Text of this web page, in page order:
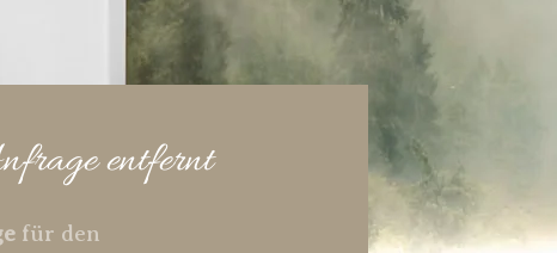
entfernt
für den